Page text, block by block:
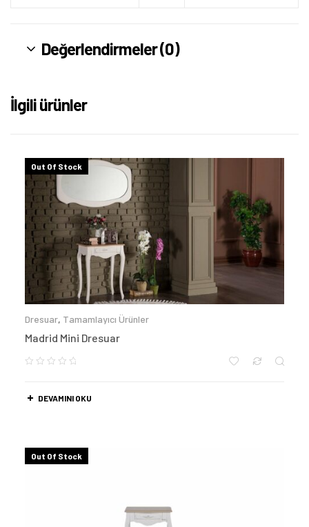
Değerlendirmeler (0)
İlgili ürünler
Out Of Stock
Dresuar, Tamamlayıcı Ürünler
Madrid Mini Dresuar
DEVAMINI OKU
Out Of Stock